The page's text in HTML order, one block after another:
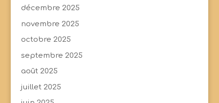
décembre 2025
novembre 2025
octobre 2025
septembre 2025
août 2025
juillet 2025